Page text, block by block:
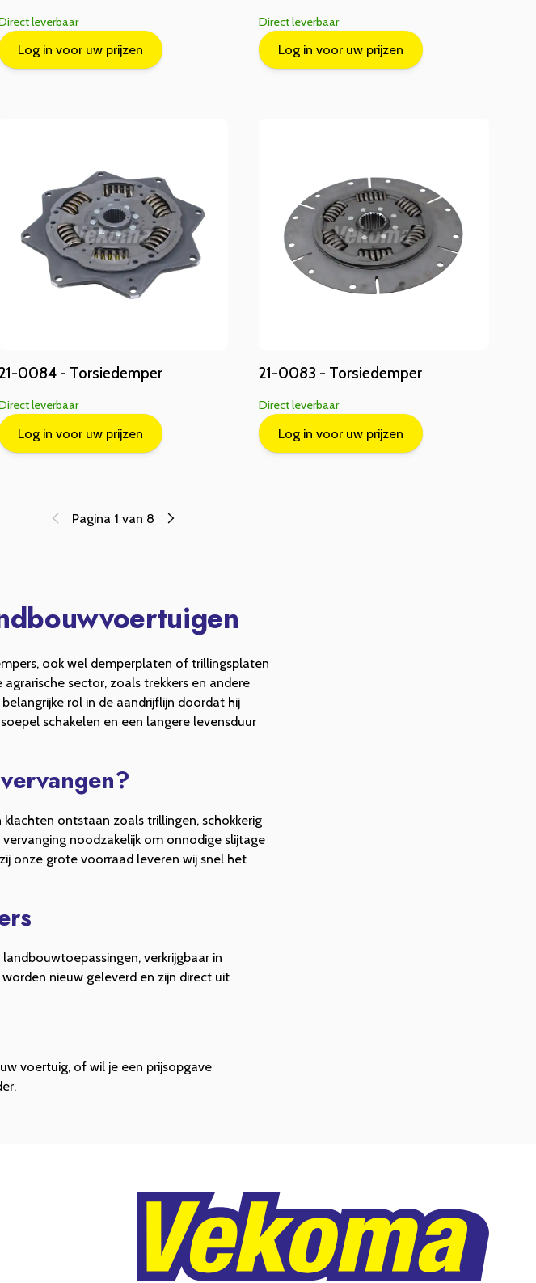
leverbaar
Log in voor uw prijzen
Direct leverbaar
Log in voor uw prijzen
0084 - Torsiedemper
leverbaar
Log in voor uw prijzen
21-0083 - Torsiedemper
Direct leverbaar
Log in voor uw prijzen
Pagina 1 van 8
ook wel demperplaten of trillingsplaten
sector, zoals trekkers en andere
rol in de aandrijflijn doordat hij
schakelen en een langere levensduur
ontstaan zoals trillingen, schokkerig
noodzakelijk om onnodige slijtage
onze grote voorraad leveren wij snel het
verkrijgbaar in
nieuw geleverd en zijn direct uit
voertuig, of wil je een prijsopgave